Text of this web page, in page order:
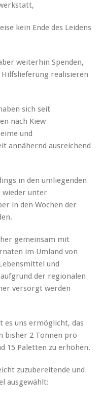
kein Ende des Leidens
weiterhin Spenden,
realisieren
sich seit
nach Kiew
und
annähernd ausreichend
in den umliegenden
wieder unter
in den Wochen der
gemeinsam mit
im Umland von
und
der regionalen
versorgt werden
es uns ermöglicht, das
bisher 2 Tonnen pro
15 Paletten zu erhöhen.
zuzubereitende und
ausgewählt: